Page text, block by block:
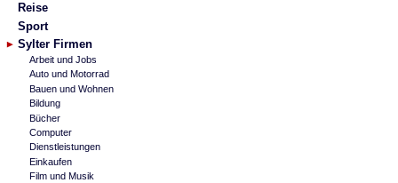
Reise
Sport
Sylter Firmen
Arbeit und Jobs
Auto und Motorrad
Bauen und Wohnen
Bildung
Bücher
Computer
Dienstleistungen
Einkaufen
Film und Musik